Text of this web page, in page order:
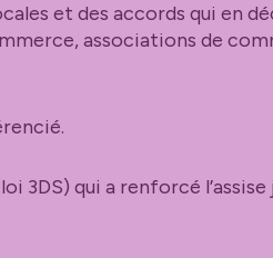
et des accords qui en
associations de
3DS) qui a renforcé l’assise